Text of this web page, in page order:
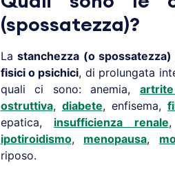
(spossatezza)?
Lastanchezza (o spossatezza)
fisici o psichici, di prolungata
quali ci sono: anemia,
ostruttiva, diabete, enfisema,
epatica, insufficienza renale
ipotiroidismo, menopausa,
riposo.